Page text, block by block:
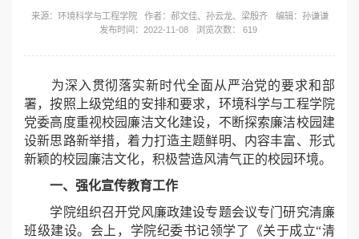
来源：环境科学与工程学院 作者：郝文佳、孙云龙、梁殷齐
编辑：孙谦谦
发布时间：2022-11-08
浏览次数： 619
为深入贯彻落实新时代全面从严治党的要求和部
署，按照上级党组的安排和要求，环境科学与工程学院
党委高度重视校园廉洁文化建设，不断探索廉洁校园建
设新思路新举措，着力打造主题鲜明、内容丰富、形式
新颖的校园廉洁文化，积极营造风清气正的校园环境。
一、强化宣传教育工作
学院组织召开党风廉政建设专题会议专门研究清廉
班级建设。会上，学院纪委书记领学了《关于成立“清